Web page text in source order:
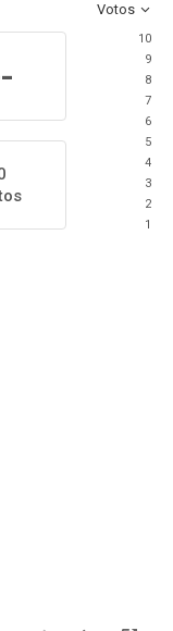
Votos
10
9
8
7
6
5
4
3
2
1